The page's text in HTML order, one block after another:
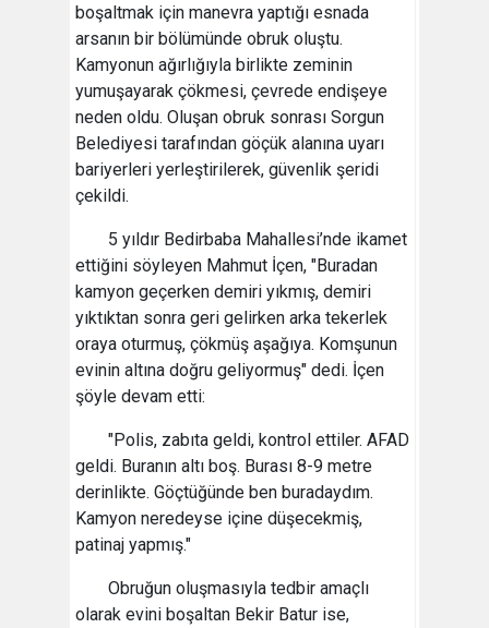
boşaltmak için manevra yaptığı esnada
arsanın bir bölümünde obruk oluştu.
Kamyonun ağırlığıyla birlikte zeminin
yumuşayarak çökmesi, çevrede endişeye
neden oldu. Oluşan obruk sonrası Sorgun
Belediyesi tarafından göçük alanına uyarı
bariyerleri yerleştirilerek, güvenlik şeridi
çekildi.
5 yıldır Bedirbaba Mahallesi’nde ikamet
ettiğini söyleyen Mahmut İçen, "Buradan
kamyon geçerken demiri yıkmış, demiri
yıktıktan sonra geri gelirken arka tekerlek
oraya oturmuş, çökmüş aşağıya. Komşunun
evinin altına doğru geliyormuş" dedi. İçen
şöyle devam etti:
"Polis, zabıta geldi, kontrol ettiler. AFAD
geldi. Buranın altı boş. Burası 8-9 metre
derinlikte. Göçtüğünde ben buradaydım.
Kamyon neredeyse içine düşecekmiş,
patinaj yapmış."
Obruğun oluşmasıyla tedbir amaçlı
olarak evini boşaltan Bekir Batur ise,